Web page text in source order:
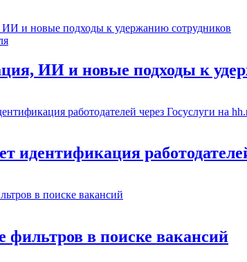
ИИ и новые подходы к
идентификация
фильтров в поиске вакансий